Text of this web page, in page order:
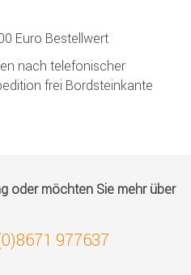
Euro Bestellwert
nach telefonischer
frei Bordsteinkante
oder möchten Sie mehr über
977637